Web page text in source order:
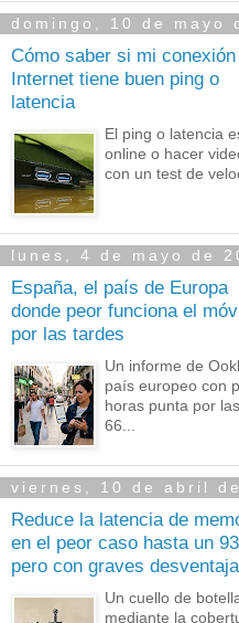
domingo, 10 de mayo
Cómo saber si mi
Internet tiene buen ping o
latencia
El ping o latencia
online o hacer
con un test de
lunes, 4 de mayo de
España, el país de Europa
donde peor funciona el
por las tardes
Un informe de
país europeo con
horas punta por
66...
viernes, 10 de abril
Reduce la latencia de
en el peor caso hasta un
pero con graves
Un cuello de
mediante la